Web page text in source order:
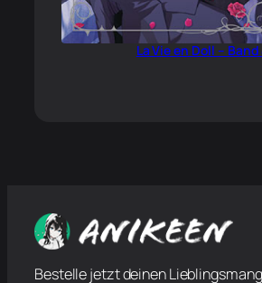
La Vie en Doll – Band
Bestelle jetzt deinen